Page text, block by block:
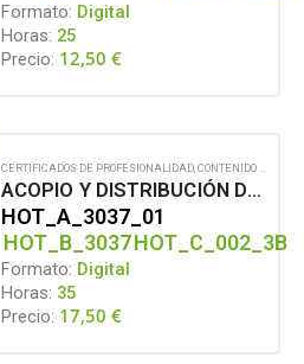
Formato: Digital
Horas: 25
Precio: 12,50€
CERTIFICADOS DE PROFESIONALIDAD CONTENIDO EN FORMATO DIGITAL
ACOPIO Y DISTRIBUCIÓN DE GÉNEROS Y MATERIAL EN EL RESTAURANTE
HOT_A_3037_01
HOT_B_3037HOT_C_002_3B
Formato: Digital
Horas: 35
Precio: 17,50€